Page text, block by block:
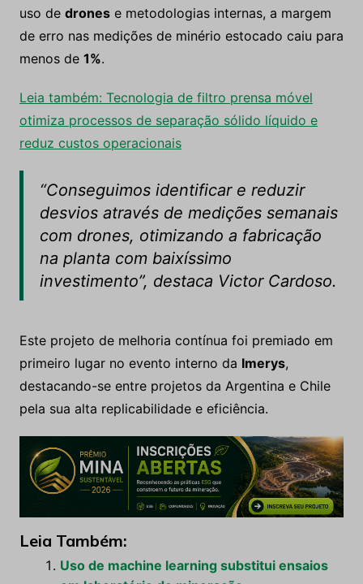
uso de dronese metodologias internas, a margem
de erro nas medições de minério estocado caiu para
menos de 1%.
Leia também: Tecnologia de filtro prensa móvel
otimiza processos de separação sólido líquido e
reduz custos operacionais
“Conseguimos identificar e reduzir
desvios através de medições semanais
com drones, otimizando a fabricação
na planta com baixíssimo
investimento”, destaca Victor Cardoso.
Este projeto de melhoria contínua foi premiado em
primeiro lugar no evento interno da Imerys,
destacando-se entre projetos da Argentina e Chile
pela sua alta replicabilidade e eficiência.
Leia Também:
Uso de machine learning substitui ensaios